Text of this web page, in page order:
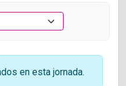
en esta jornada.